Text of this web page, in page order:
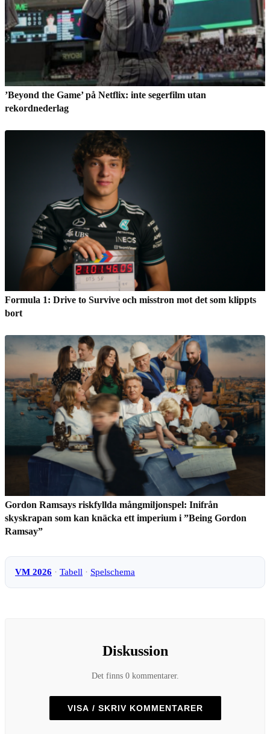
’Beyond the Game’ på Netflix: inte segerfilm utan
rekordnederlag
Formula 1: Drive to Survive och misstron mot det som klippts
bort
Gordon Ramsays riskfyllda mångmiljonspel: Inifrån
skyskrapan som kan knäcka ett imperium i ”Being Gordon
Ramsay”
VM 2026 · Tabell · Spelschema
Diskussion
Det finns 0 kommentarer.
VISA / SKRIV KOMMENTARER